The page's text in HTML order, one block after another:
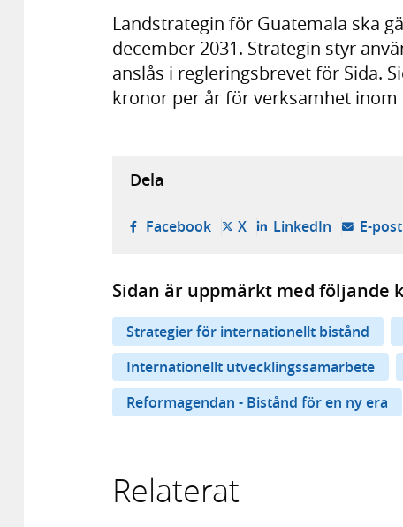
Landstrategin för Guatemala ska
december 2031. Strategin styr
anslås i regleringsbrevet för Sida.
kronor per år för verksamhet
Dela
Facebook- öppnas i ny flik, extern
X- öppnas i ny flik,
LinkedIn- öppnas i
E-post
Sidan är uppmärkt med följande
Strategier för internationellt bistånd
Internationellt utvecklingssamarbete
Reformagendan - Bistånd för en ny era
Relaterat